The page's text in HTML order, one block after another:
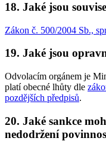
18. Jaké jsou
Zákon č. 500/2004 Sb.,
19. Jaké jsou
Odvolacím orgánem je
platí obecné lhůty dle
pozdějších předpisů.
20. Jaké sankce
nedodržení